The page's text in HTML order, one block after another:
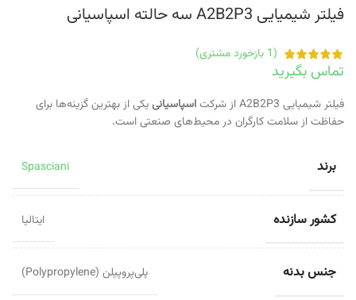
فیلتر شیمیایی A2B2P3 سه حالته اسپاسیانی
(
1 بازخورد مشتری)
تماس بگیرید
فیلتر شیمیایی A2B2P3 از شرکت اسپاسیانییکی از بهترین گزینه‌ها برای
حفاظت از سلامت کارگران در محیط‌های صنعتی است.
برند Spasciani
کشور سازنده ایتالیا
جنس بدنه پلی‌پروپیلن (Polypropylene)